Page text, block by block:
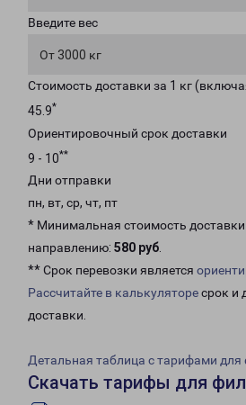
Введите вес
От 3000 кг
Стоимость доставки за 1 кг
45.9*
Ориентировочный срок доставки
9 - 10**
Дни отправки
пн, вт, ср, чт, пт
* Минимальная стоимость
направлению: 580 руб.
** Срок перевозки является
Рассчитайте в калькуляторесрок и
доставки.
Детальная таблица с тарифами для
Скачать тарифы для